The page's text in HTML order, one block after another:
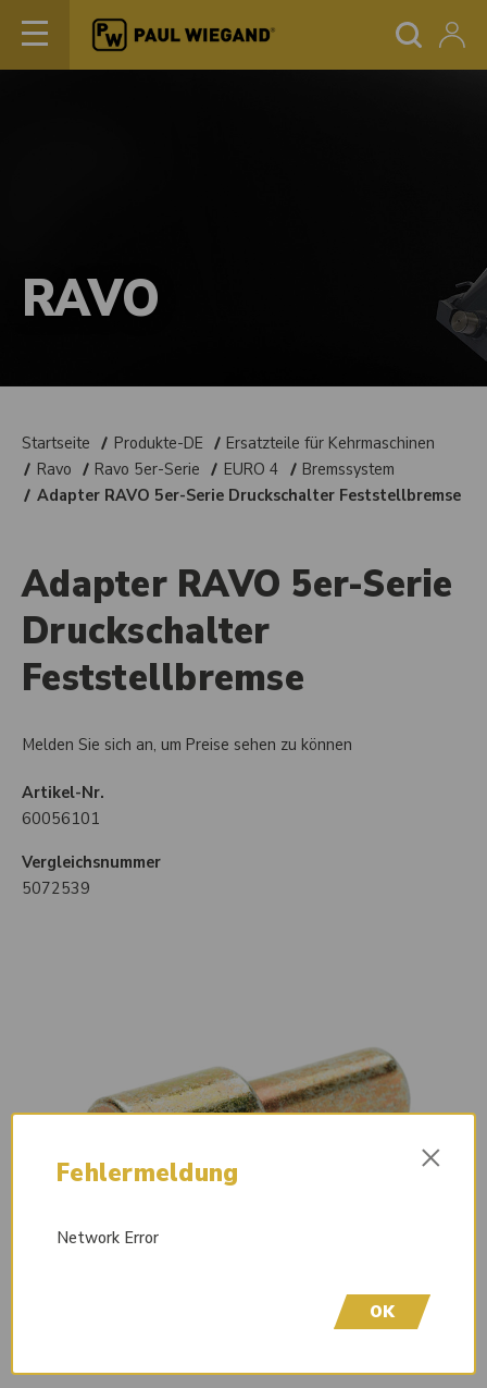
RAVO
Startseite Produkte-DE
Ersatzteile für Kehrmaschinen
Ravo
Ravo 5er-Serie EURO 4
Bremssystem
Adapter RAVO 5er-Serie Druckschalter Feststellbremse
Adapter RAVO 5er-Serie
Druckschalter
Feststellbremse
Melden Sie sich an, um Preise sehen zu können
Artikel-Nr.
60056101
Vergleichsnummer
5072539
Fehlermeldung ×
Network Error
OK